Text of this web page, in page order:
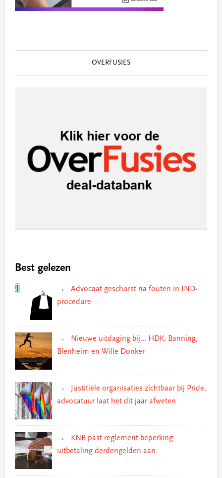
OVERFUSIES
Best gelezen
Advocaat geschorst na fouten in IND-
procedure
Nieuwe uitdaging bij… HDK, Banning,
Blenheim en Wille Donker
Justitiële organisaties zichtbaar bij Pride,
advocatuur laat het dit jaar afweten
KNB past reglement beperking
uitbetaling derdengelden aan